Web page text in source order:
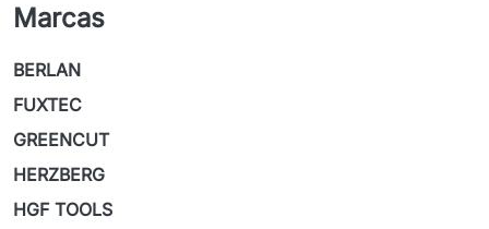
Marcas
BERLAN
FUXTEC
GREENCUT
HERZBERG
HGF TOOLS